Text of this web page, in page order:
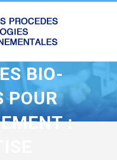
BIO-
POUR
: